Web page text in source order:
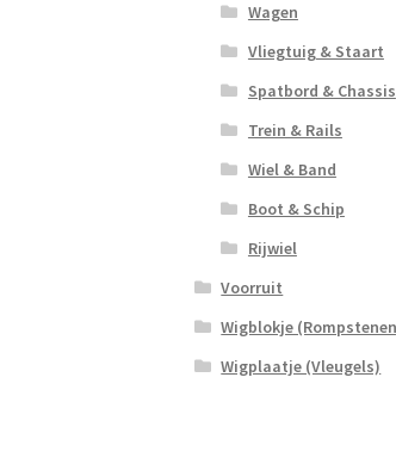
Wagen
Vliegtuig & Staart
Spatbord & Chassis
Trein & Rails
Wiel & Band
Boot & Schip
Rijwiel
Voorruit
Wigblokje
Wigplaatje (Vleugels)